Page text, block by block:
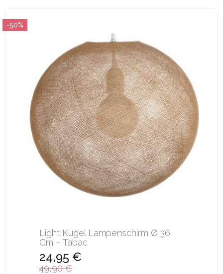
-50%
Light Kugel Lampenschirm Ø 36
Cm – Tabac
24,95 €
49,90 €